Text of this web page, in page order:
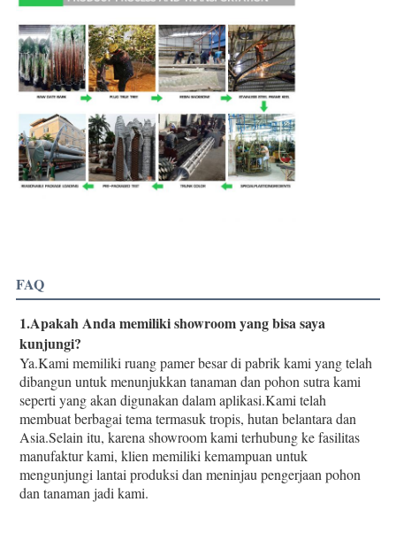
FAQ
1.Apakah Anda memiliki showroom yang bisa saya
kunjungi?
Ya.Kami memiliki ruang pamer besar di pabrik kami yang telah
dibangun untuk menunjukkan tanaman dan pohon sutra kami
seperti yang akan digunakan dalam aplikasi.Kami telah
membuat berbagai tema termasuk tropis, hutan belantara dan
Asia.Selain itu, karena showroom kami terhubung ke fasilitas
manufaktur kami, klien memiliki kemampuan untuk
mengunjungi lantai produksi dan meninjau pengerjaan pohon
dan tanaman jadi kami.